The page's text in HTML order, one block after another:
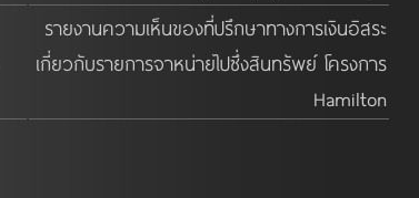
รายงานความเห็นของที่ปรึกษาทางการเงินอิสระ
เกี่ยวกับรายการจาหน่ายไปซึ่งสินทรัพย์ โครงการ
Hamilton